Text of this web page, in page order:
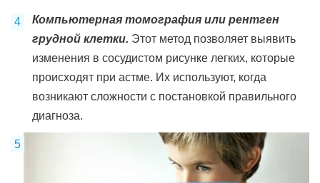
Компьютерная томография или рентген
грудной клетки. Этот метод позволяет выявить
изменения в сосудистом рисунке легких, которые
происходят при астме. Их используют, когда
возникают сложности с постановкой правильного
диагноза.